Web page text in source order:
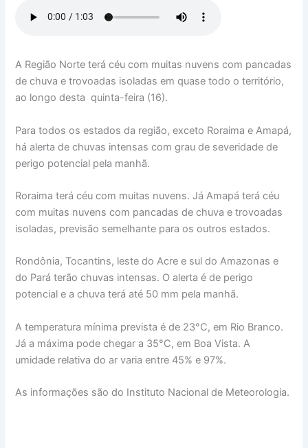
A Região Norte terá céu com muitas nuvens com pancadas
de chuva e trovoadas isoladas em quase todo o território,
ao longo desta quinta-feira (16).
Para todos os estados da região, exceto Roraima e Amapá,
há alerta de chuvas intensas com grau de severidade de
perigo potencial pela manhã.
Roraima terá céu com muitas nuvens. Já Amapá terá céu
com muitas nuvens com pancadas de chuva e trovoadas
isoladas, previsão semelhante para os outros estados.
Rondônia, Tocantins, leste do Acre e sul do Amazonas e
do Pará terão chuvas intensas. O alerta é de perigo
potencial e a chuva terá até 50 mm pela manhã.
A temperatura mínima prevista é de 23°C, em Rio Branco.
Já a máxima pode chegar a 35°C, em Boa Vista. A
umidade relativa do ar varia entre 45% e 97%.
As informações são do Instituto Nacional de Meteorologia.